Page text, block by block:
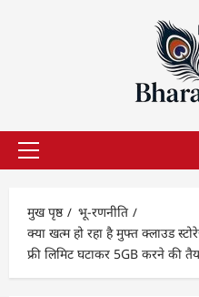
प्राथमिक
मुख पृष्ठ
भू-रणनीति
क्या खत्म हो रहा है मुफ्त क्लाउड
फ्री लिमिट घटाकर 5GB करने की